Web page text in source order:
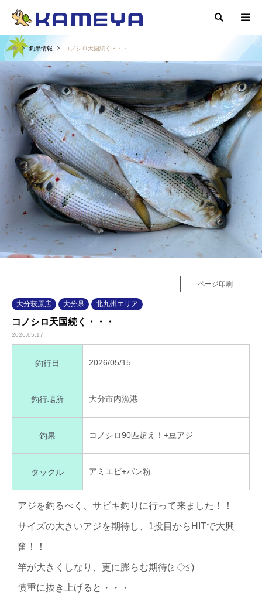
検索
釣果情報 コノシロ天国続く・・・
ページ印刷
大分萩原店 大分県 北九州エリア
コノシロ天国続く・・・
2026.05.17
釣行日 2026/05/15
釣行場所 大分市内漁港
釣果 コノシロ90匹超え！+豆アジ
タックル アミエビ+パン粉
アジを釣るべく、サビキ釣りに行って来ました！！
サイズの大きいアジを期待し、1投目からHITで大興
奮！！
竿が大きくしなり、更に膨らむ期待(≧◇≦)
慎重に抜き上げると・・・